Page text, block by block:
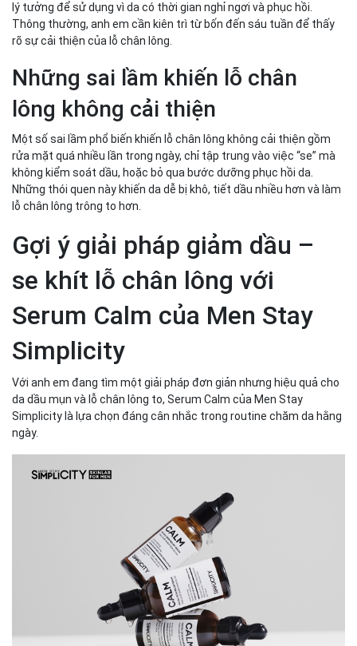
lý tưởng để sử dụng vì da có thời gian nghỉ ngơi và phục hồi.
Thông thường, anh em cần kiên trì từ bốn đến sáu tuần để thấy
rõ sự cải thiện của lỗ chân lông.
Những sai lầm khiến lỗ chân
lông không cải thiện
Một số sai lầm phổ biến khiến lỗ chân lông không cải thiện gồm
rửa mặt quá nhiều lần trong ngày, chỉ tập trung vào việc “se” mà
không kiểm soát dầu, hoặc bỏ qua bước dưỡng phục hồi da.
Những thói quen này khiến da dễ bị khô, tiết dầu nhiều hơn và làm
lỗ chân lông trông to hơn.
Gợi ý giải pháp giảm dầu –
se khít lỗ chân lông với
Serum Calm của Men Stay
Simplicity
Với anh em đang tìm một giải pháp đơn giản nhưng hiệu quả cho
da dầu mụn và lỗ chân lông to, Serum Calm của Men Stay
Simplicity là lựa chọn đáng cân nhắc trong routine chăm da hằng
ngày.